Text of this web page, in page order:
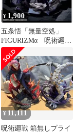
¥ 1,900
五条悟「無量空処」
FIGURIZMα 呪術廻
戦 渋谷事変 フィギ
ュア 未開封
¥11,111
呪術廻戦 箱無しプライ